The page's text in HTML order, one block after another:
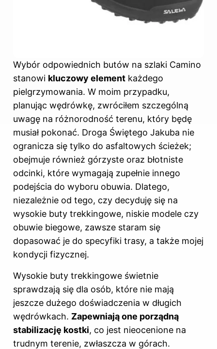
Wybór odpowiednich butów na szlaki Camino
stanowi kluczowy element każdego
pielgrzymowania. W moim przypadku,
planując wędrówkę, zwróciłem szczególną
uwagę na różnorodność terenu, który będę
musiał pokonać. Droga Świętego Jakuba nie
ogranicza się tylko do asfaltowych ścieżek;
obejmuje również górzyste oraz błotniste
odcinki, które wymagają zupełnie innego
podejścia do wyboru obuwia. Dlatego,
niezależnie od tego, czy decyduję się na
wysokie buty trekkingowe, niskie modele czy
obuwie biegowe, zawsze staram się
dopasować je do specyfiki trasy, a także mojej
kondycji fizycznej.
Wysokie buty trekkingowe świetnie
sprawdzają się dla osób, które nie mają
jeszcze dużego doświadczenia w długich
wędrówkach. Zapewniają one porządną
stabilizację kostki, co jest nieocenione na
trudnym terenie, zwłaszcza w górach.